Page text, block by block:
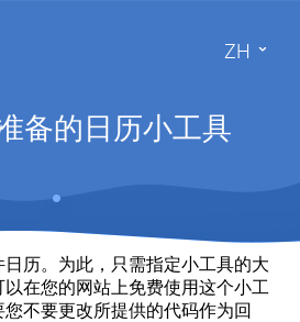
ZH
备的日历小工具
历。为此，只需指定小工具的大
在您的网站上免费使用这个小工
不要更改所提供的代码作为回